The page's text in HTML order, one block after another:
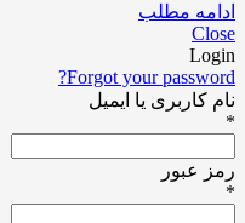
ادامه مطلب
Close
Login
Forgot your password?
نام کاربری یا ایمیل
*
رمز عبور
*